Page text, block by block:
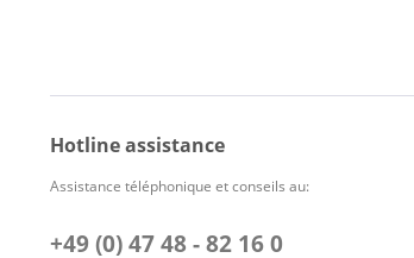
Hotline assistance
Assistance téléphonique et conseils au:
+49 (0) 47 48 - 82 16 0